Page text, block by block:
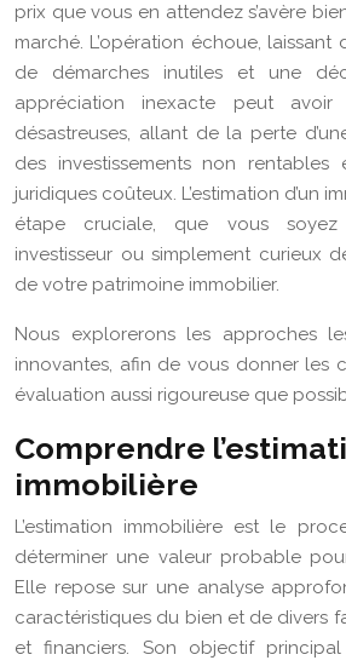
prix que vous en attendez s’avère
marché. L’opération échoue, laissant
de démarches inutiles et une
appréciation inexacte peut avoir
désastreuses, allant de la perte
des investissements non
juridiques coûteux. L’estimation d’un
étape cruciale, que vous soyez
investisseur ou simplement curieux
de votre patrimoine immobilier.
Nous explorerons les approches
innovantes, afin de vous donner les
évaluation aussi rigoureuse que
Comprendre
immobilière
L’estimation immobilière est le
déterminer une valeur probable
Elle repose sur une analyse
caractéristiques du bien et de divers
et financiers. Son objectif